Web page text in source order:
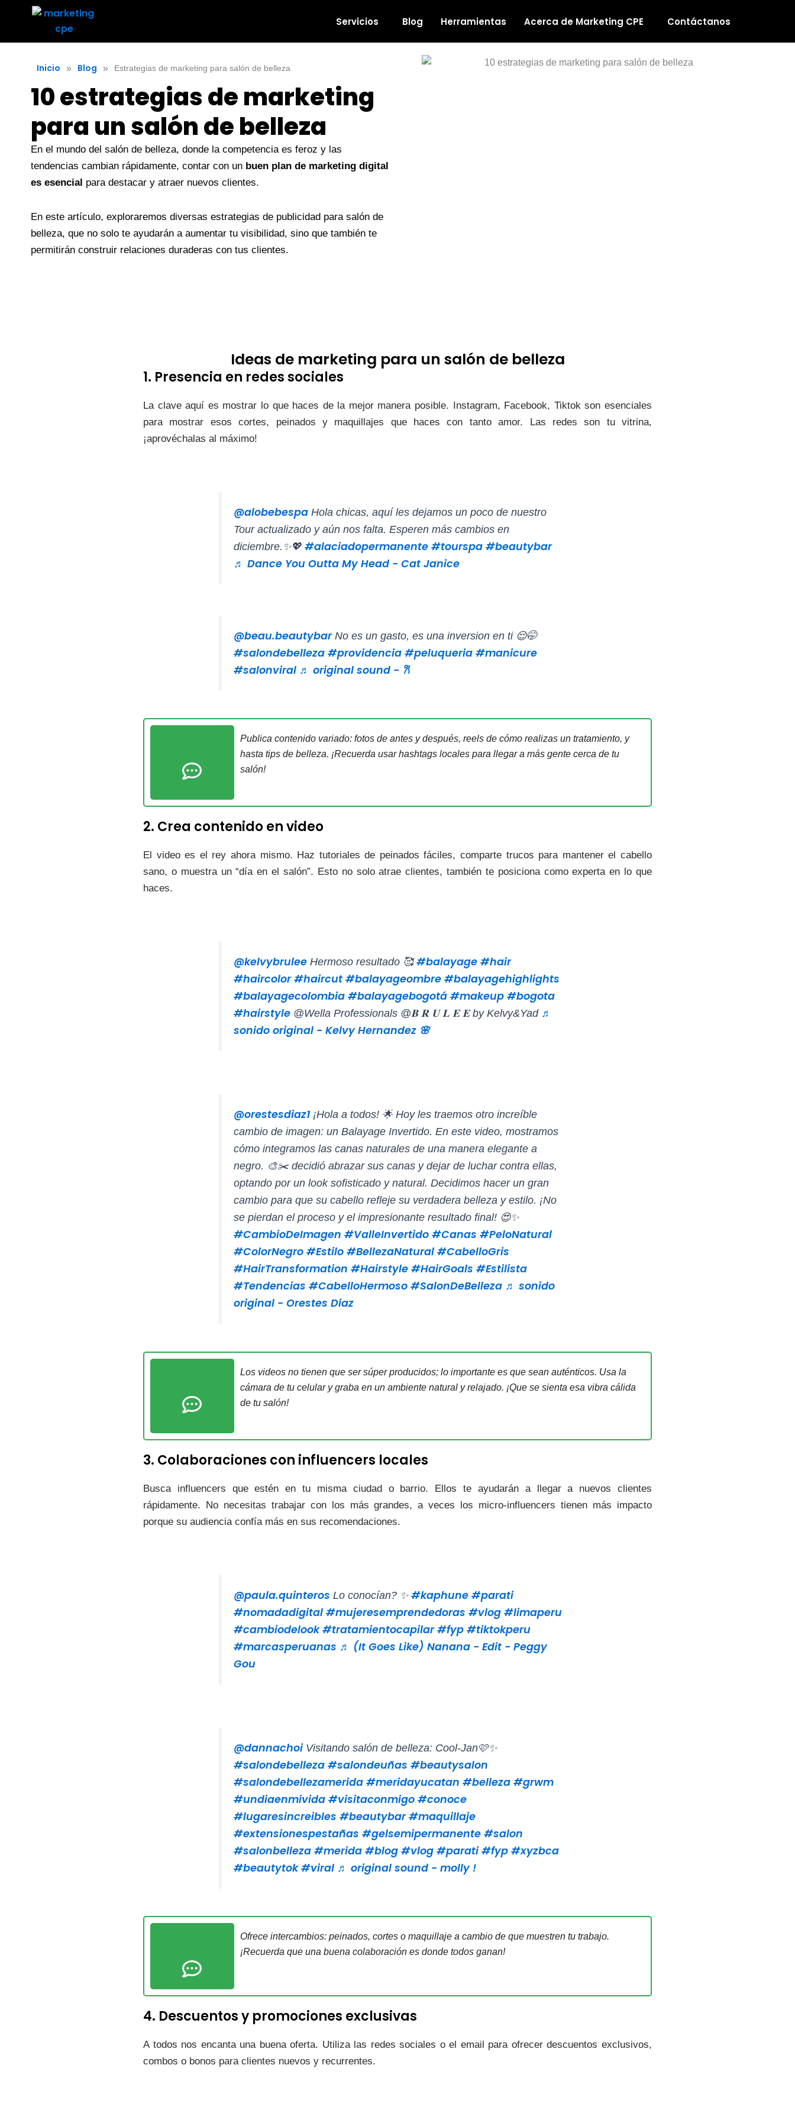
Servicios Blog Herramientas Acerca de Marketing CPE Contáctanos
Inicio » Blog » Estrategias de marketing para salón de belleza​
10 estrategias de marketing
para un salón de belleza
En el mundo del salón de belleza, donde la competencia es feroz y las
tendencias cambian rápidamente, contar con un buen plan de marketing digital
es esencial para destacar y atraer nuevos clientes.
En este artículo, exploraremos diversas estrategias de publicidad para salón de
belleza, que no solo te ayudarán a aumentar tu visibilidad, sino que también te
permitirán construir relaciones duraderas con tus clientes.
Ideas de marketing para un salón de belleza
1. Presencia en redes sociales
La clave aquí es mostrar lo que haces de la mejor manera posible. Instagram, Facebook, Tiktok son esenciales
para mostrar esos cortes, peinados y maquillajes que haces con tanto amor. Las redes son tu vitrina,
¡aprovéchalas al máximo!
@alobebespaHola chicas, aquí les dejamos un poco de nuestro
Tour actualizado y aún nos falta. Esperen más cambios en
diciembre.✨💖 #alaciadopermanente #tourspa #beautybar
♬ Dance You Outta My Head - Cat Janice
@beau.beautybarNo es un gasto, es una inversion en ti 😌🤭
#salondebelleza #providencia #peluqueria #manicure
#salonviral ♬ original sound - 𐙚
Publica contenido variado: fotos de antes y después, reels de cómo realizas un tratamiento, y
hasta tips de belleza. ¡Recuerda usar hashtags locales para llegar a más gente cerca de tu
salón!
2. Crea contenido en video
El video es el rey ahora mismo. Haz tutoriales de peinados fáciles, comparte trucos para mantener el cabello
sano, o muestra un “día en el salón”. Esto no solo atrae clientes, también te posiciona como experta en lo que
haces.
@kelvybruleeHermoso resultado 🥰#balayage #hair
#haircolor #haircut #balayageombre #balayagehighlights
#balayagecolombia #balayagebogotá #makeup #bogota
#hairstyle@Wella Professionals @𝐁 𝐑 𝐔 𝐋 𝐄 𝐄 by Kelvy&Yad ♬
sonido original - Kelvy Hernandez 🌸
@orestesdiaz1¡Hola a todos! 🌟 Hoy les traemos otro increíble
cambio de imagen: un Balayage Invertido. En este video, mostramos
cómo integramos las canas naturales de una manera elegante a
negro. 🎨✂️ decidió abrazar sus canas y dejar de luchar contra ellas,
optando por un look sofisticado y natural. Decidimos hacer un gran
cambio para que su cabello refleje su verdadera belleza y estilo. ¡No
se pierdan el proceso y el impresionante resultado final! 😍✨
#CambioDeImagen #ValleInvertido #Canas #PeloNatural
#ColorNegro #Estilo #BellezaNatural #CabelloGris
#HairTransformation #Hairstyle #HairGoals #Estilista
#Tendencias #CabelloHermoso #SalonDeBelleza ♬ sonido
original - Orestes Diaz
Los videos no tienen que ser súper producidos; lo importante es que sean auténticos. Usa la
cámara de tu celular y graba en un ambiente natural y relajado. ¡Que se sienta esa vibra cálida
de tu salón!
3. Colaboraciones con influencers locales
Busca influencers que estén en tu misma ciudad o barrio. Ellos te ayudarán a llegar a nuevos clientes
rápidamente. No necesitas trabajar con los más grandes, a veces los micro-influencers tienen más impacto
porque su audiencia confía más en sus recomendaciones.
@paula.quinteros Lo conocían? ✨#kaphune #parati
#nomadadigital #mujeresemprendedoras #vlog #limaperu
#cambiodelook #tratamientocapilar #fyp #tiktokperu
#marcasperuanas ♬ (It Goes Like) Nanana - Edit - Peggy
Gou
@dannachoiVisitando salón de belleza: Cool-Jan🩷✨
#salondebelleza #salondeuñas #beautysalon
#salondebellezamerida #meridayucatan #belleza #grwm
#undiaenmivida #visitaconmigo #conoce
#lugaresincreibles #beautybar #maquillaje
#extensionespestañas #gelsemipermanente #salon
#salonbelleza #merida #blog #vlog #parati #fyp #xyzbca
#beautytok #viral ♬ original sound - molly !
Ofrece intercambios: peinados, cortes o maquillaje a cambio de que muestren tu trabajo.
¡Recuerda que una buena colaboración es donde todos ganan!
4. Descuentos y promociones exclusivas
A todos nos encanta una buena oferta. Utiliza las redes sociales o el email para ofrecer descuentos exclusivos,
combos o bonos para clientes nuevos y recurrentes.